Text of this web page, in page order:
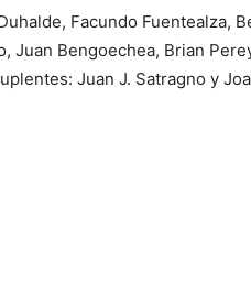
Facundo Fuentealza,
Juan Bengoechea, Brian
Juan J. Satragno y